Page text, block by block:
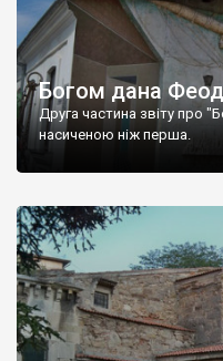
Богом дана
Друга частина звіту про
насиченою ніж перша.